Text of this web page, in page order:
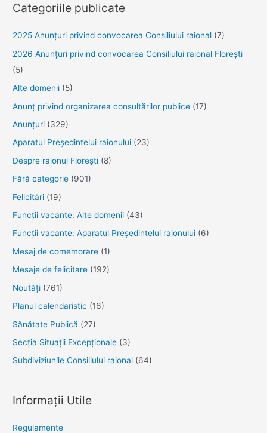
Categoriile publicate
2025 Anunţuri privind convocarea Consiliului raional (7)
2026 Anunțuri privind convocarea Consiliului raional Florești
(5)
Alte domenii (5)
Anunţ privind organizarea consultărilor publice (17)
Anunţuri (329)
Aparatul Preşedintelui raionului (23)
Despre raionul Floreşti (8)
Fără categorie (901)
Felicitări (19)
Funcţii vacante: Alte domenii (43)
Funcții vacante: Aparatul Președintelui raionului (6)
Mesaj de comemorare (1)
Mesaje de felicitare (192)
Noutăţi (761)
Planul calendaristic (16)
Sănătate Publică (27)
Secția Situații Excepționale (3)
Subdiviziunile Consiliului raional (64)
Informații Utile
Regulamente